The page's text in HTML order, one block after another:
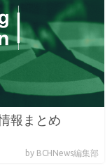
報まとめ
by BCHNews編集部